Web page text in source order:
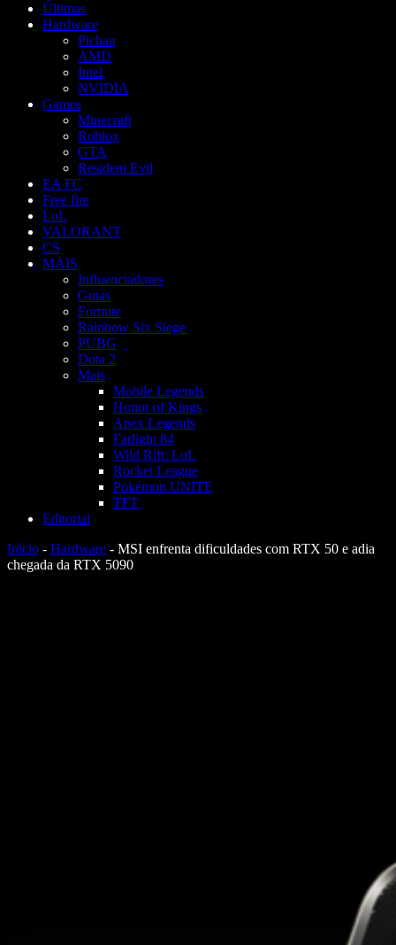
Últimas
Hardware
Pichau
AMD
Intel
NVIDIA
Games
Minecraft
Roblox
GTA
Resident Evil
EA FC
Free fire
LoL
VALORANT
CS
MAIS
Influenciadores
Guias
Fortnite
Rainbow Six Siege
PUBG
Dota 2
Mais
Mobile Legends
Honor of Kings
Apex Legends
Farlight 84
Wild Rift: LoL
Rocket League
Pokémon UNITE
TFT
Editorial
Início - Hardware - MSI enfrenta dificuldades com RTX 50 e adia
chegada da RTX 5090